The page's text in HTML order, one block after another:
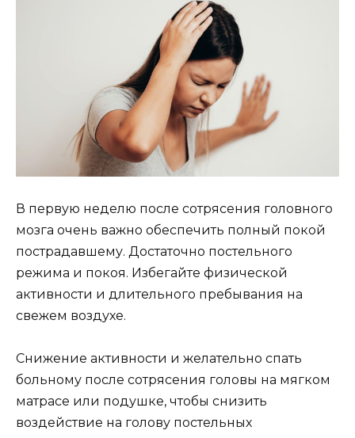
В первую неделю после сотрясения головного
мозга очень важно обеспечить полный покой
пострадавшему. Достаточно постельного
режима и покоя. Избегайте физической
активности и длительного пребывания на
свежем воздухе.
Снижение активности и желательно спать
больному после сотрясения головы на мягком
матрасе или подушке, чтобы снизить
воздействие на голову постельных